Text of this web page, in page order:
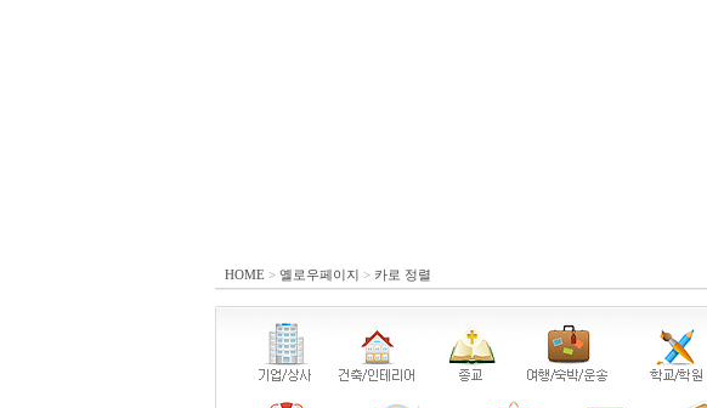
HOME > 옐로우페이지 > 카로 정렬